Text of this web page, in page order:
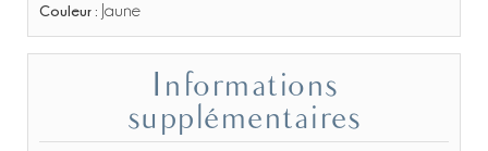
Couleur : Jaune
supplémentaires